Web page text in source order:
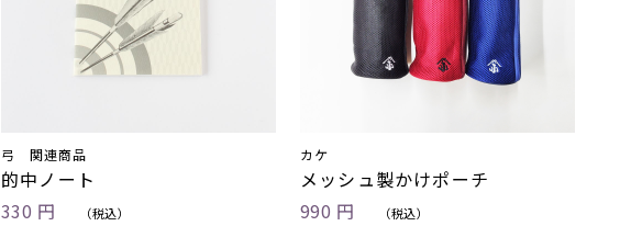
お買い物を続ける カートへ進む
弓 関連商品
的中ノート
330 円
（税込）
カケ
メッシュ製かけポーチ
990 円
（税込）